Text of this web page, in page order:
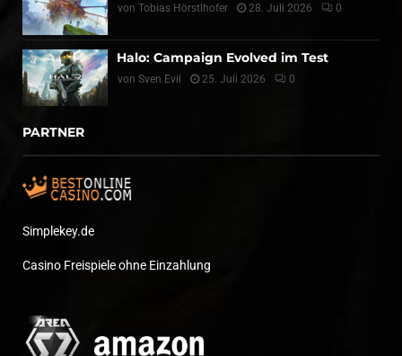
von Tobias Hörstlhofer 28. Juli 2026 0
Halo: Campaign Evolved im Test
von Sven Evil 25. Juli 2026 0
PARTNER
Simplekey.de
Casino Freispiele ohne Einzahlung